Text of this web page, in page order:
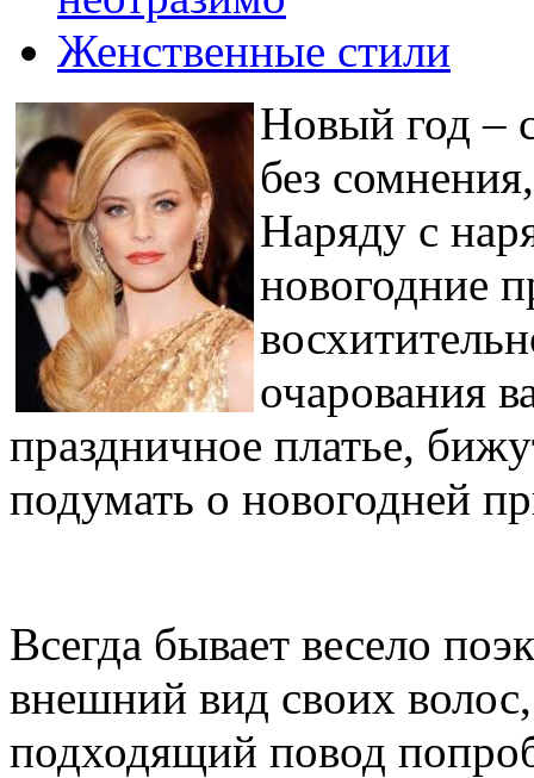
Женственные стили
Новый год –
без
Наряду с
новогодние
очарования
праздничное платье,
подумать о новогодней
Всегда бывает весело
внешний вид своих
подходящий повод